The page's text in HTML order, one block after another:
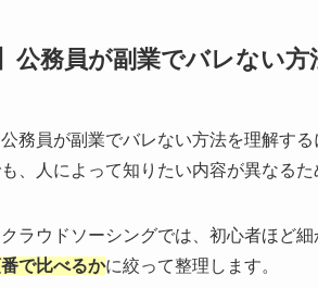
公務員が副業でバレない
公務員が副業でバレない方法を理解す
、人によって知りたい内容が異なる
ラウドソーシングでは、初心者ほど
で比べるかに絞って整理します。